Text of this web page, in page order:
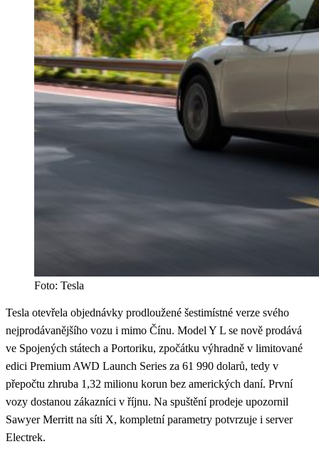
Foto: Tesla
Tesla otevřela objednávky prodloužené šestimístné verze svého
nejprodávanějšího vozu i mimo Čínu. Model Y L se nově prodává
ve Spojených státech a Portoriku, zpočátku výhradně v limitované
edici Premium AWD Launch Series za 61 990 dolarů, tedy v
přepočtu zhruba 1,32 milionu korun bez amerických daní. První
vozy dostanou zákazníci v říjnu. Na spuštění prodeje upozornil
Sawyer Merritt na síti X, kompletní parametry potvrzuje i server
Electrek.